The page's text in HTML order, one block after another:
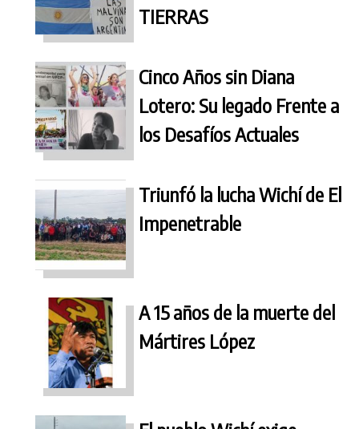
TIERRAS
Cinco Años sin Diana
Lotero: Su legado Frente a
los Desafíos Actuales
Triunfó la lucha Wichí de El
Impenetrable
A 15 años de la muerte del
Mártires López